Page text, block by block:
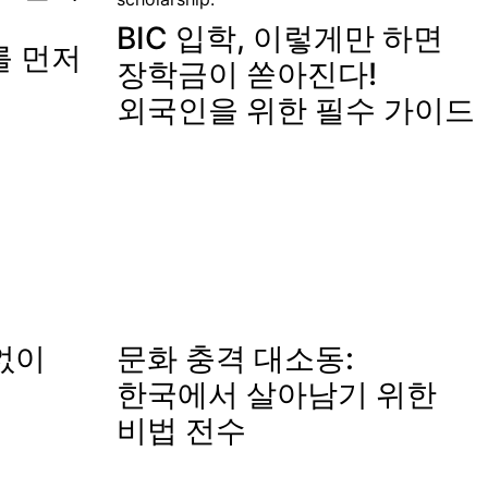
먼저
BIC 입학, 이렇게만 하면
장학금이 쏟아진다!
외국인을 위한 필수 가이드
이
문화 충격 대소동:
한국에서 살아남기 위한
비법 전수